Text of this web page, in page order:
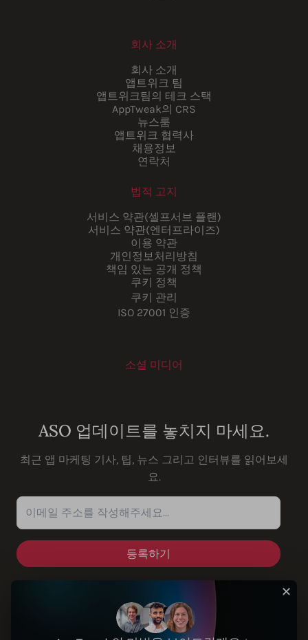
회사 소개
회사 소개
앱트위크 팀
앱트위크팀의 테크 스택
AppTweak의 CRS
뉴스룸
앱트위크 협력사
채용정보
연락처
법적 고지
서비스 약관(셀프서브 플랜)
서비스 약관(엔터프라이즈)
이용 약관
개인정보처리방침
책임 있는 공개 정책
쿠키 정책
쿠키 관리
ISO 27001 인증
소셜 미디어
ASO 업데이트를 놓치지 마세요.
최근 앱 마케팅 기사, 팁, 뉴스 그리고 인터뷰를 읽어보세
요.
이메일 주소를 작성해주세요...
✕